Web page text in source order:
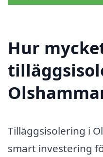
Hur
Tilläggsisolering i
smart investering